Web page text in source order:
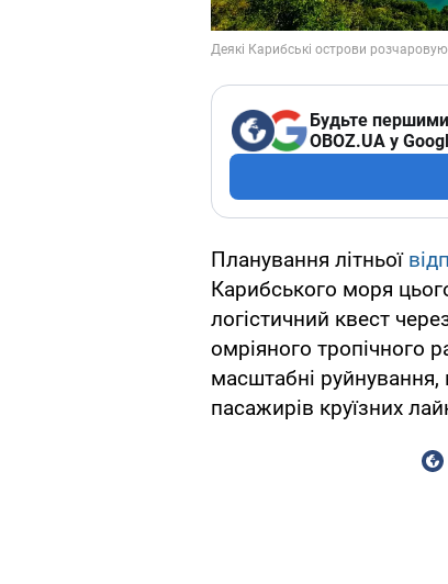
Будьте
OBOZ.UA у
Планування літньої
Карибського моря
логістичний квест
омріяного тропічного
масштабні руйнування,
пасажирів круїзних